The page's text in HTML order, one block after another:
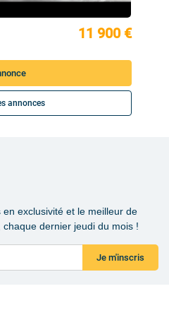
11 900 €
annonces
exclusivité et le meilleur de
chaque dernier jeudi du mois !
Je m'inscris